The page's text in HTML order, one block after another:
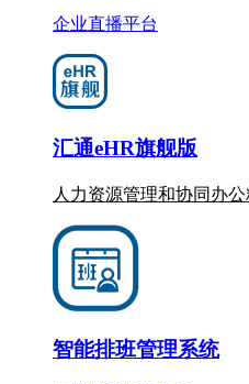
企业直播平台
汇通eHR旗舰版
人力资源管理和协同办公
智能排班管理系统